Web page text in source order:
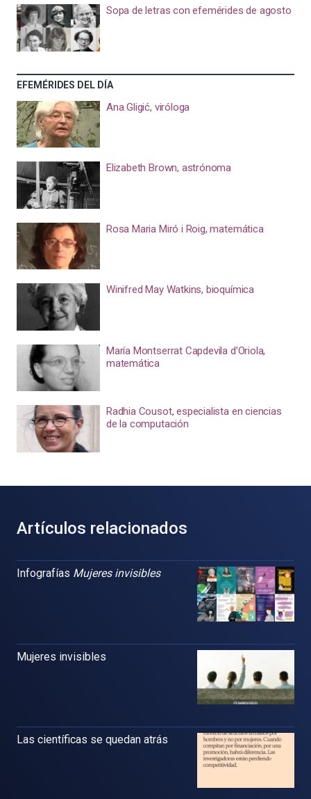
Sopa de letras con efemérides de agosto
EFEMÉRIDES DEL DÍA
Ana Gligić, viróloga
Elizabeth Brown, astrónoma
Rosa Maria Miró i Roig, matemática
Winifred May Watkins, bioquímica
María Montserrat Capdevila d’Oriola,
matemática
Radhia Cousot, especialista en ciencias
de la computación
Artículos relacionados
Infografías Mujeres invisibles
Mujeres invisibles
Las científicas se quedan atrás